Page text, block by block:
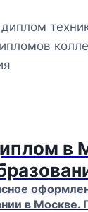
диплом
в
в Москве.